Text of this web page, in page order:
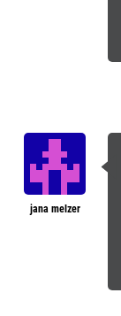
jana melzer